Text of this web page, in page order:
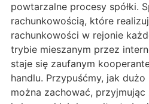
powtarzalne procesy spółki.
rachunkowością, które
rachunkowości w rejonie
trybie mieszanym przez
staje się zaufanym
handlu. Przypuśćmy, jak
można zachować,